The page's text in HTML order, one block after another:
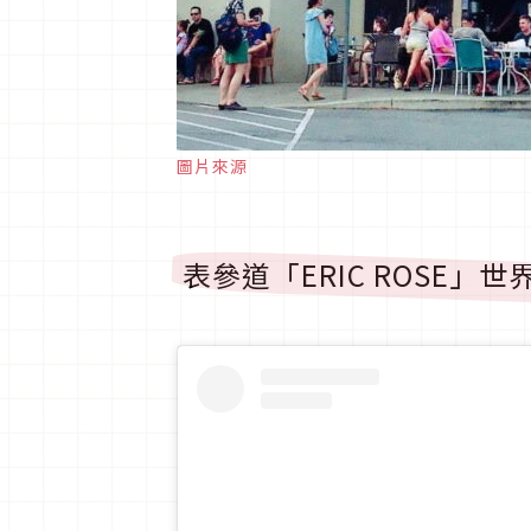
圖片來源
表參道「ERIC ROSE」世